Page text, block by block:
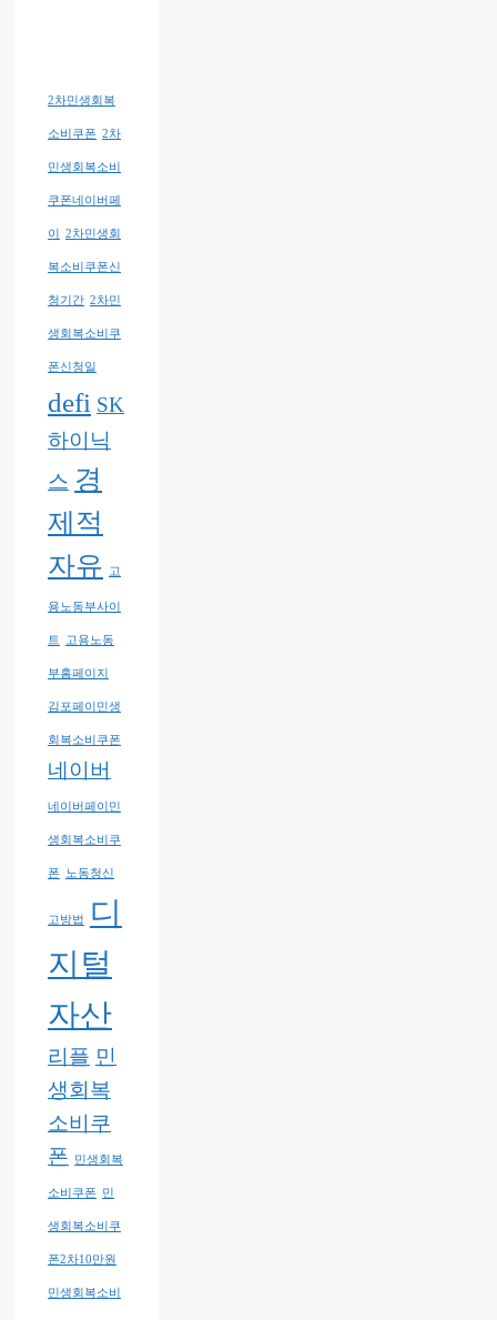
2차민생회복
소비쿠폰 2차
민생회복소비
쿠폰네이버페
이 2차민생회
복소비쿠폰신
청기간 2차민
생회복소비쿠
폰신청일
defi SK
하이닉
스 경
제적
자유
고
용노동부사이
트 고용노동
부홈페이지
김포페이민생
회복소비쿠폰
네이버
네이버페이민
생회복소비쿠
폰 노동청신
고방법
디
지털
자산
리플 민
생회복
소비쿠
폰
민생회복
소비쿠폰 민
생회복소비쿠
폰2차10만원
민생회복소비